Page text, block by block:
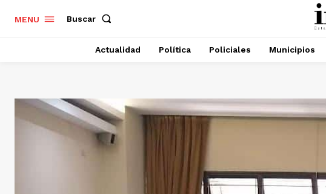
MENU Buscar
Actualidad Política Policiales Municipios